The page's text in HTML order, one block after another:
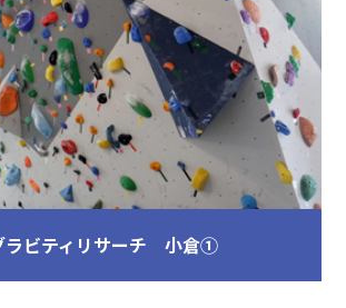
ラビティリサーチ 小倉①